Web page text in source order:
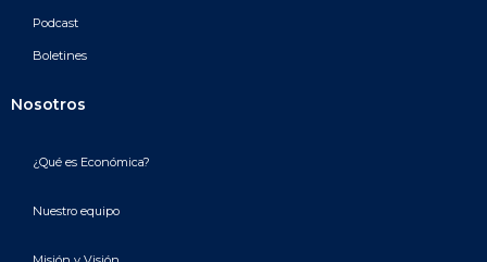
Podcast
Boletines
Nosotros
¿Qué es Económica?
Nuestro equipo